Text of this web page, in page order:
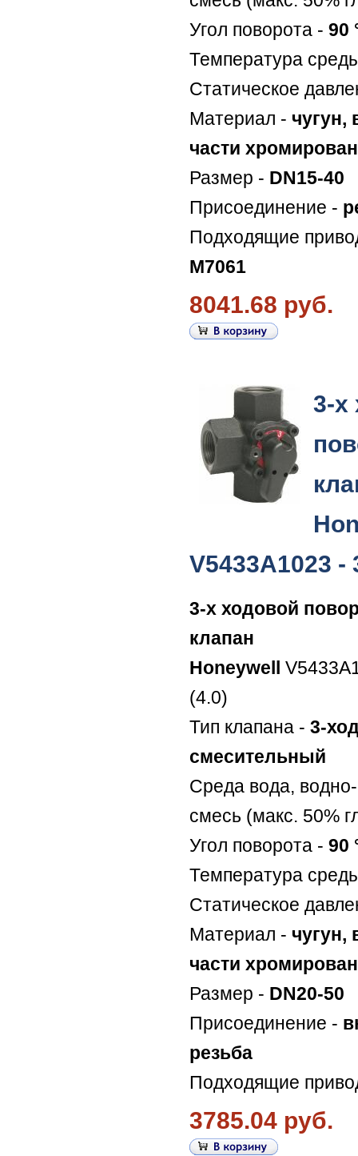
Угол поворота - 90
Температура
Статическое
Материал - чугун,
части
Размер - DN15-40
Присоединение -
Подходящие
M7061
8041.68 руб.
3-х
V5433A1023 -
3-х ходовой
клапан
Honeywell
(4.0)
Тип клапана - 3-
смесительный
Среда вода,
смесь (макс. 50%
Угол поворота - 90
Температура
Статическое
Материал - чугун,
части
Размер - DN20-50
Присоединение -
резьба
Подходящие
3785.04 руб.